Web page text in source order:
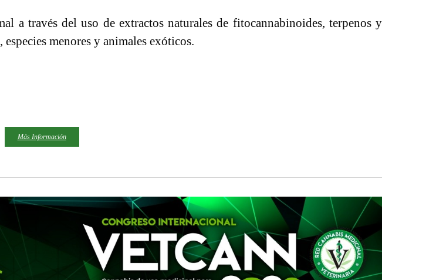
a través del uso de extractos naturales de fitocannabinoides, terpenos y
menores y animales exóticos.
Más Información